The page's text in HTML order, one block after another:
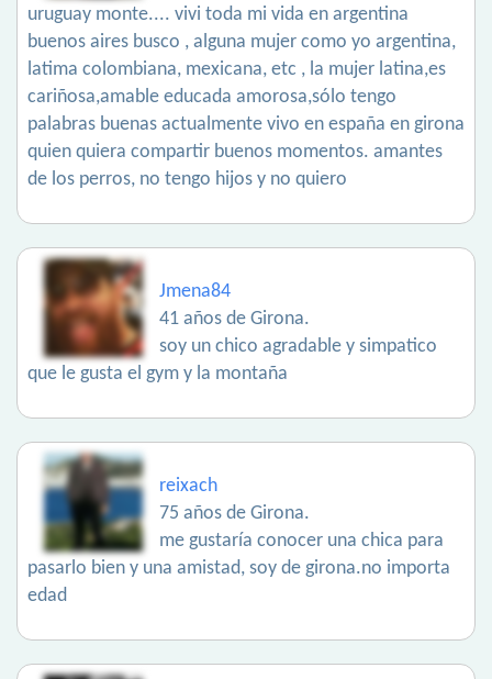
uruguay monte.... vivi toda mi vida en argentina
buenos aires busco , alguna mujer como yo argentina,
latima colombiana, mexicana, etc , la mujer latina,es
cariñosa,amable educada amorosa,sólo tengo
palabras buenas actualmente vivo en españa en girona
quien quiera compartir buenos momentos. amantes
de los perros, no tengo hijos y no quiero
Jmena84
41 años de Girona.
soy un chico agradable y simpatico
que le gusta el gym y la montaña
reixach
75 años de Girona.
me gustaría conocer una chica para
pasarlo bien y una amistad, soy de girona.no importa
edad